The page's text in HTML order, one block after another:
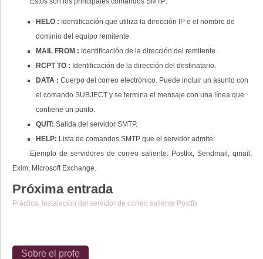
HELO : Identificación que utiliza la dirección IP o el nombre de
dominio del equipo remitente.
MAIL FROM : Identificación de la dirección del remitente.
RCPT TO : Identificación de la dirección del destinatario.
DATA : Cuerpo del correo electrónico. Puede incluir un asunto con
el comando SUBJECT y se termina el mensaje con una línea que
contiene un punto.
QUIT: Salida del servidor SMTP.
HELP: Lista de comandos SMTP que el servidor admite.
Ejemplo de servidores de correo saliente: Postfix, Sendmail, qmail,
Exim, Microsoft Exchange.
Próxima entrada
Práctica: Instalación del servidor de correo saliente Postfix
Sobre el profe